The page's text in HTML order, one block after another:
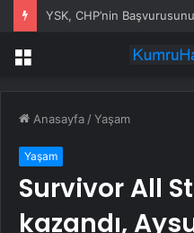
YSK, CHP’nin
Menü
Anasayfa /Yaşam
Yaşam
Survivor All
kazandı,